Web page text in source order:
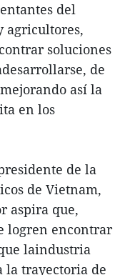
del
agricultores,
soluciones
de
así la
en los
de la
de Vietnam,
aspira que,
logren encontrar
laindustria
la trayectoria de